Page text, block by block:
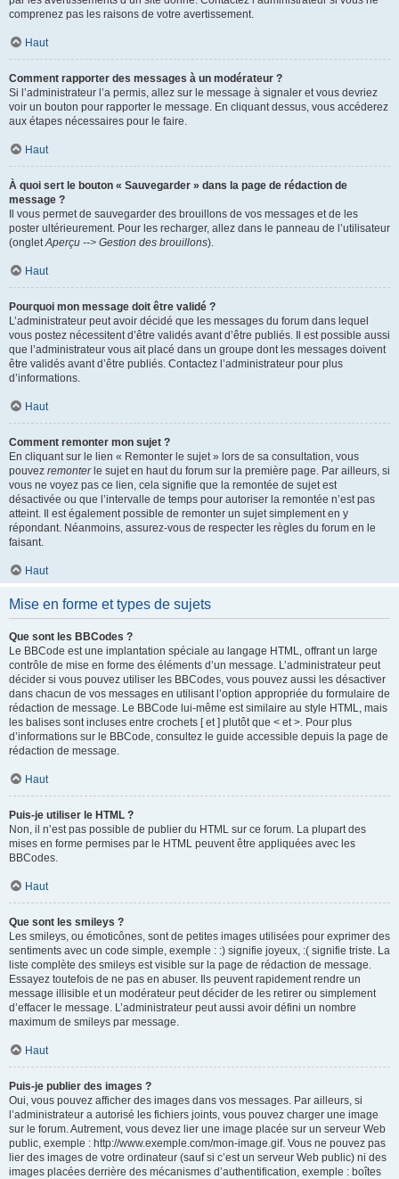
comprenez pas les raisons de votre avertissement.
Haut
Comment rapporter des messages à un modérateur ?
Si l’administrateur l’a permis, allez sur le message à signaler et vous devriez
voir un bouton pour rapporter le message. En cliquant dessus, vous accéderez
aux étapes nécessaires pour le faire.
Haut
À quoi sert le bouton « Sauvegarder » dans la page de rédaction de
message ?
Il vous permet de sauvegarder des brouillons de vos messages et de les
poster ultérieurement. Pour les recharger, allez dans le panneau de l’utilisateur
(ongletAperçu --> Gestion des brouillons).
Haut
Pourquoi mon message doit être validé ?
L’administrateur peut avoir décidé que les messages du forum dans lequel
vous postez nécessitent d’être validés avant d’être publiés. Il est possible aussi
que l’administrateur vous ait placé dans un groupe dont les messages doivent
être validés avant d’être publiés. Contactez l’administrateur pour plus
d’informations.
Haut
Comment remonter mon sujet ?
En cliquant sur le lien « Remonter le sujet » lors de sa consultation, vous
pouvez remonterle sujet en haut du forum sur la première page. Par ailleurs, si
vous ne voyez pas ce lien, cela signifie que la remontée de sujet est
désactivée ou que l’intervalle de temps pour autoriser la remontée n’est pas
atteint. Il est également possible de remonter un sujet simplement en y
répondant. Néanmoins, assurez-vous de respecter les règles du forum en le
faisant.
Haut
Mise en forme et types de sujets
Que sont les BBCodes ?
Le BBCode est une implantation spéciale au langage HTML, offrant un large
contrôle de mise en forme des éléments d’un message. L’administrateur peut
décider si vous pouvez utiliser les BBCodes, vous pouvez aussi les désactiver
dans chacun de vos messages en utilisant l’option appropriée du formulaire de
rédaction de message. Le BBCode lui-même est similaire au style HTML, mais
les balises sont incluses entre crochets [ et ] plutôt que < et >. Pour plus
d’informations sur le BBCode, consultez le guide accessible depuis la page de
rédaction de message.
Haut
Puis-je utiliser le HTML ?
Non, il n’est pas possible de publier du HTML sur ce forum. La plupart des
mises en forme permises par le HTML peuvent être appliquées avec les
BBCodes.
Haut
Que sont les smileys ?
Les smileys, ou émoticônes, sont de petites images utilisées pour exprimer des
sentiments avec un code simple, exemple : :) signifie joyeux, :( signifie triste. La
liste complète des smileys est visible sur la page de rédaction de message.
Essayez toutefois de ne pas en abuser. Ils peuvent rapidement rendre un
message illisible et un modérateur peut décider de les retirer ou simplement
d’effacer le message. L’administrateur peut aussi avoir défini un nombre
maximum de smileys par message.
Haut
Puis-je publier des images ?
Oui, vous pouvez afficher des images dans vos messages. Par ailleurs, si
l’administrateur a autorisé les fichiers joints, vous pouvez charger une image
sur le forum. Autrement, vous devez lier une image placée sur un serveur Web
public, exemple : http://www.exemple.com/mon-image.gif. Vous ne pouvez pas
lier des images de votre ordinateur (sauf si c’est un serveur Web public) ni des
images placées derrière des mécanismes d’authentification, exemple : boîtes